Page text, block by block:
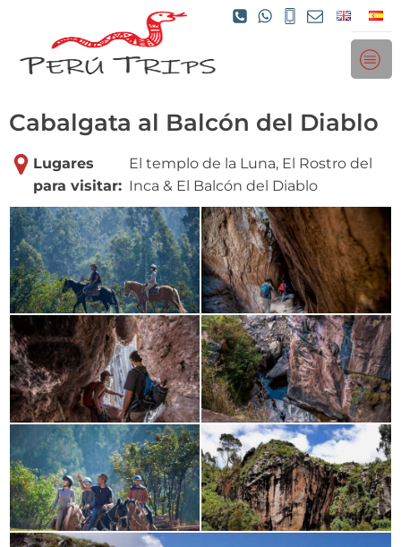
Cabalgata al Balcón del Diablo
Lugares
para visitar:
El templo de la Luna, El Rostro del
Inca & El Balcón del Diablo